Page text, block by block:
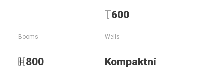
T600
Booms
H800
Wells
Kompaktní